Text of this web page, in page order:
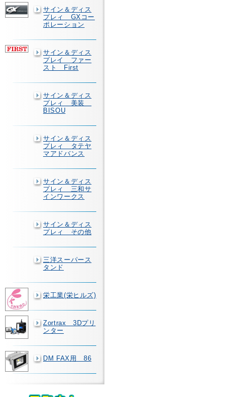
サイン＆ディス
プレィ GXコー
ポレーション
サイン＆ディス
プレイ ファー
スト First
サイン＆ディス
プレィ 美装
BISOU
サイン＆ディス
プレィ タテヤ
マアドバンス
サイン＆ディス
プレィ 三和サ
インワークス
サイン＆ディス
プレィ その他
三洋スーパース
タンド
栄工業(栄ヒルズ)
Zortrax 3Dプリ
ンター
DM FAX用 86